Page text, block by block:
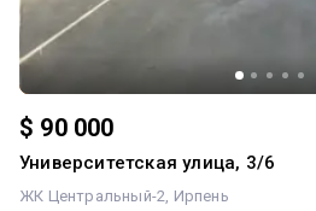
$ 90 000
Университетская улица, 3/6
ЖК Центральный-2 Ирпень